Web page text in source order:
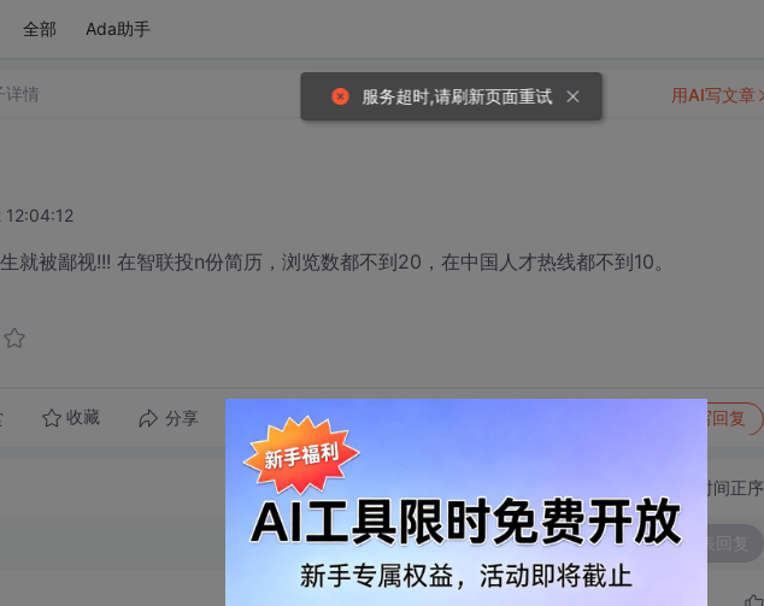
全部 Ada助手
详情
12:04:12
就被鄙视!!! 在智联投n份简历，浏览数都不到20，在中国人才热线都不到10。
收藏 分享 转发到动态 写回复
用AI写文章
切换为时间正序
发表回复
服务超时,请刷新页面重试